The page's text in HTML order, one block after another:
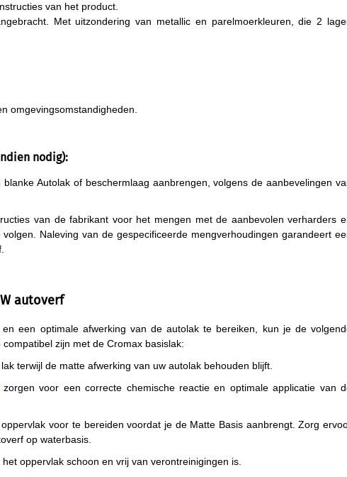
van het product.
Met uitzondering van metallic en parelmoerkleuren, die 2
omgevingsomstandigheden.
nodig):
Autolak of beschermlaag aanbrengen, volgens de aanbevelingen
van de fabrikant voor het mengen met de aanbevolen verharders
Naleving van de gespecificeerde mengverhoudingen garandeert
autoverf
een optimale afwerking van de autolak te bereiken, kun je de
zijn met de Cromax basislak:
terwijl de matte afwerking van uw autolak behouden blijft.
voor een correcte chemische reactie en optimale applicatie van
voor te bereiden voordat je de Matte Basis aanbrengt. Zorg
op waterbasis.
oppervlak schoon en vrij van verontreinigingen is.